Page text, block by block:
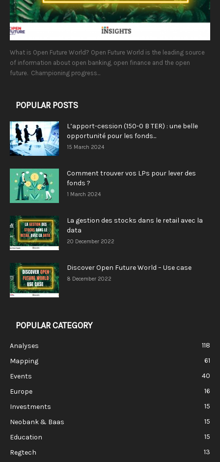
What is Open Future World? Open Future World is the leading source
of information about open banking, open finance and the open
future. Championing progress...
POPULAR POSTS
L’apport-cession (150-0 B TER) : une belle
opportunité pour les fonds...
15 March 2024
Comment trouver vos LPs pour lever des
fonds ?
1 March 2024
La gestion des stocks dans le retail avec la
data
20 December 2022
Discover Open Future World – Use case
8 December 2022
POPULAR CATEGORY
Analyses
118
Mapping
61
Events
40
Europe
16
Investments
15
Neobank & Baas
15
Education
15
Regtech
13